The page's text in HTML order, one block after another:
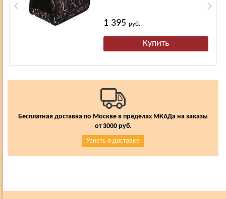
1 395руб.
Бесплатная доставка по Москве в пределах МКАДа на заказы
от 3000 руб.
Узнать о доставке